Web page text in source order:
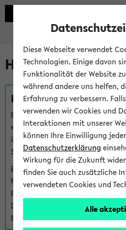
Hilfe & Kontakt
Fragen zu einzelnen
Bei inhaltlichen und
einzelnen Veranstaltungen finden
über denFragen-Link bei jeder
Support kann hier meist keine
Bei Veranstaltungen mit eKVV
finden Sie eine Auskunft über die
Platzzuteilung im eKVV
Detailseite zum
betreffenden Veranstaltung.
Diese Webseite verwendet
Technologien. Einige davon
Funktionalität der Website
während andere uns helfen,
Erfahrung zu verbessern.
verwenden wir Cookies und
Interaktionen mit unserer
können Ihre Einwilligung
Datenschutzerklärung
Wirkung für die Zukunft
finden Sie auch zusätzliche
verwendeten Cookies und
Alle